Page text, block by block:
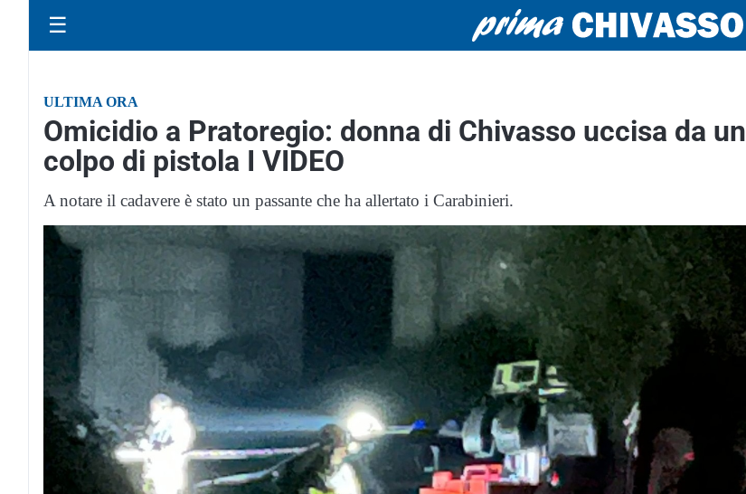
☰
ULTIMA ORA
Omicidio a Pratoregio: donna di Chivasso uccisa da un
colpo di pistola I VIDEO
A notare il cadavere è stato un passante che ha allertato i Carabinieri.